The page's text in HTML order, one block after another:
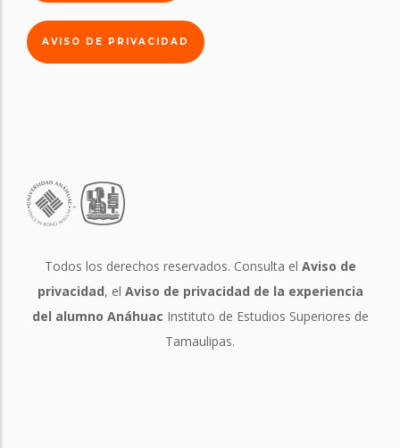
AVISO DE PRIVACIDAD
Todos los derechos reservados. Consulta el Aviso de
privacidad, el Aviso de privacidad de la experiencia
del alumno Anáhuac Instituto de Estudios Superiores de
Tamaulipas.